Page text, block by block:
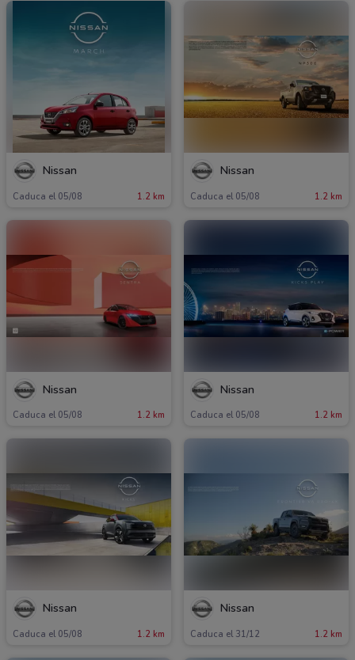
Nissan
Caduca el 05/08 1.2 km
Nissan
Caduca el 05/08 1.2 km
Nissan
Caduca el 05/08 1.2 km
Nissan
Caduca el 05/08 1.2 km
Nissan
Caduca el 05/08 1.2 km
Nissan
Caduca el 31/12 1.2 km